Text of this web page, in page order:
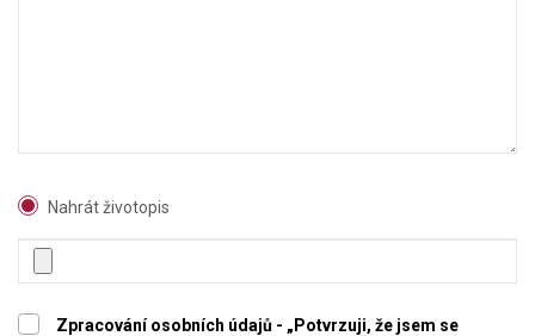
Nahrát životopis
Zpracování osobních údajů - „Potvrzuji, že jsem se